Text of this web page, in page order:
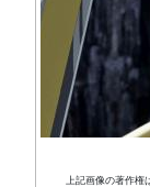
上記画像の著作権